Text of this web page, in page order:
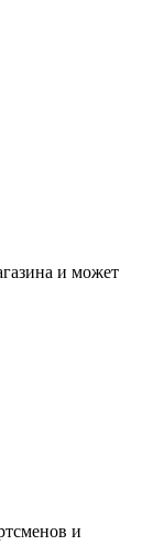
и может
и